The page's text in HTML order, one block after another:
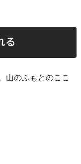
山のふもとのここ